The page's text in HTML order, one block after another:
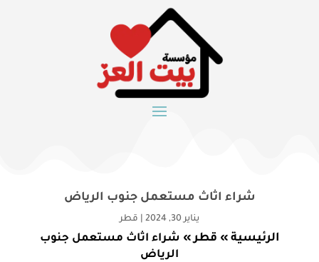
شراء اثاث مستعمل جنوب الرياض
يناير 30, 2024 قطر
الرئيسية » قطر» شراء اثاث مستعمل جنوب
الرياض